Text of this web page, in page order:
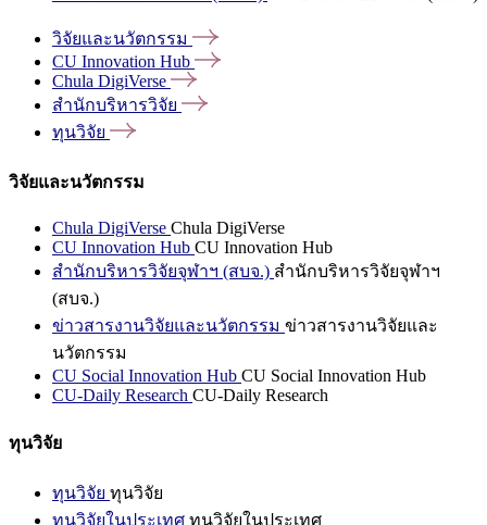
วิจัยและนวัตกรรม
CU Innovation Hub
Chula DigiVerse
สำนักบริหารวิจัย
ทุนวิจัย
วิจัยและนวัตกรรม
Chula DigiVerse Chula DigiVerse
CU Innovation Hub CU Innovation Hub
สำนักบริหารวิจัยจุฬาฯ (สบจ.) สำนักบริหารวิจัยจุฬาฯ
(สบจ.)
ข่าวสารงานวิจัยและนวัตกรรม ข่าวสารงานวิจัยและ
นวัตกรรม
CU Social Innovation Hub CU Social Innovation Hub
CU-Daily Research CU-Daily Research
ทุนวิจัย
ทุนวิจัย ทุนวิจัย
ทุนวิจัยในประเทศ ทุนวิจัยในประเทศ